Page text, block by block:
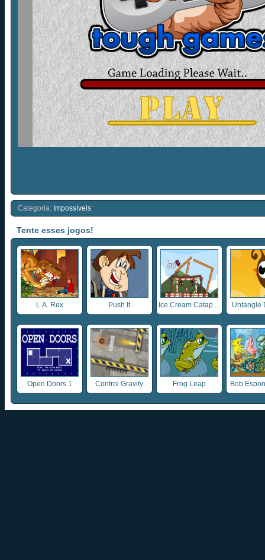
Categoria: Impossíveis
Tente esses jogos!
L.A. Rex Push It Ice Cream Catap ... Untangle
Open Doors 1 Control Gravity Frog Leap Bob